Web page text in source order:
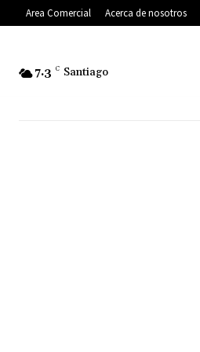
Area Comercial Acerca de nosotros
7.3 C Santiago